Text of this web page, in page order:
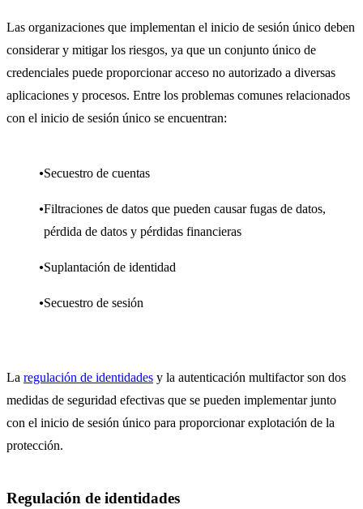
Las organizaciones que implementan el inicio de sesión único deben
considerar y mitigar los riesgos, ya que un conjunto único de
credenciales puede proporcionar acceso no autorizado a diversas
aplicaciones y procesos. Entre los problemas comunes relacionados
con el inicio de sesión único se encuentran:
Secuestro de cuentas
Filtraciones de datos que pueden causar fugas de datos,
pérdida de datos y pérdidas financieras
Suplantación de identidad
Secuestro de sesión
La regulación de identidades y la autenticación multifactor son dos
medidas de seguridad efectivas que se pueden implementar junto
con el inicio de sesión único para proporcionar explotación de la
protección.
Regulación de identidades